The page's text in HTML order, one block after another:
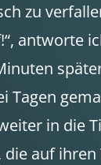
zu
antworte
in die
auf